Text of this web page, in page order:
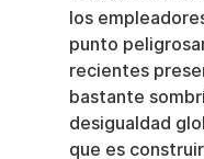
los
punto
recientes
bastante
desigualdad
que es